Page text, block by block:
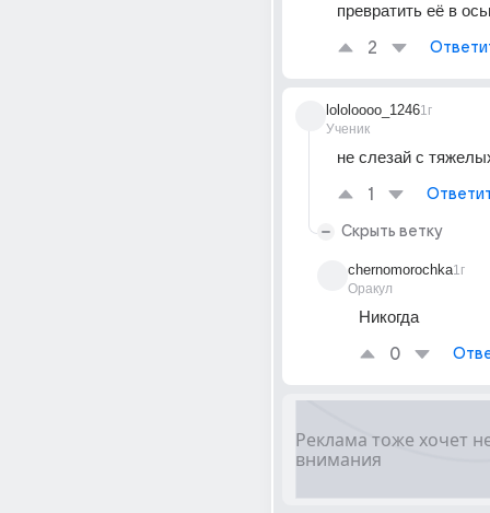
превратить её в
2
lololoooo_1246
Ученик
1г
не слезай с
1
Скрыть ветку
chernomorochka
Оракул
1г
Никогда
0